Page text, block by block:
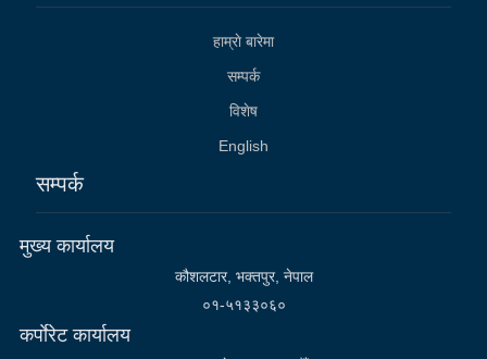
हाम्राे बारेमा
सम्पर्क
विशेष
English
सम्पर्क
मुख्य कार्यालय
कौशलटार, भक्तपुर, नेपाल
०१-५१३३०६०
कर्पाेरेट कार्यालय